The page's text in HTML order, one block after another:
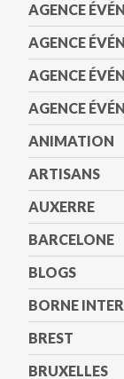
AGENCE
AGENCE
AGENCE
AGENCE
ANIMATION
ARTISANS
AUXERRE
BARCELONE
BLOGS
BORNE
BREST
BRUXELLES